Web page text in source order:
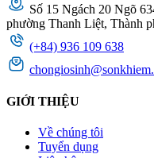
Số 15 Ngách 20 Ngõ
phường Thanh Liệt, Thành
(+84) 936 109 638
GIỚI THIỆU
Về chúng tôi
Tuyển dụng